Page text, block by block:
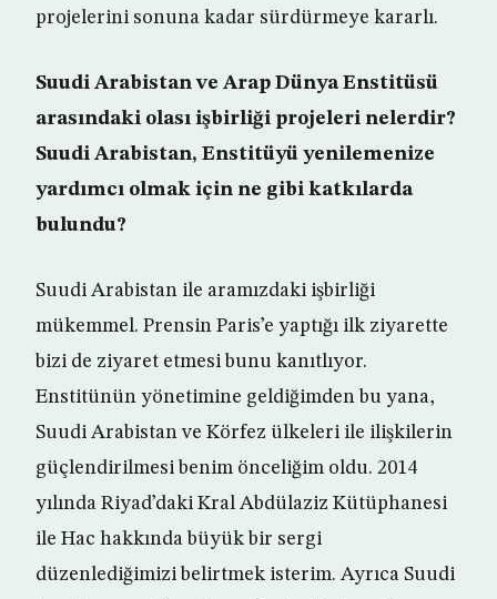
projelerini sonuna kadar sürdürmeye kararlı.
Suudi Arabistan ve Arap Dünya Enstitüsü
arasındaki olası işbirliği projeleri nelerdir?
Suudi Arabistan, Enstitüyü yenilemenize
yardımcı olmak için ne gibi katkılarda
bulundu?
Suudi Arabistan ile aramızdaki işbirliği
mükemmel. Prensin Paris’e yaptığı ilk ziyarette
bizi de ziyaret etmesi bunu kanıtlıyor.
Enstitünün yönetimine geldiğimden bu yana,
Suudi Arabistan ve Körfez ülkeleri ile ilişkilerin
güçlendirilmesi benim önceliğim oldu. 2014
yılında Riyad’daki Kral Abdülaziz Kütüphanesi
ile Hac hakkında büyük bir sergi
düzenlediğimizi belirtmek isterim. Ayrıca Suudi